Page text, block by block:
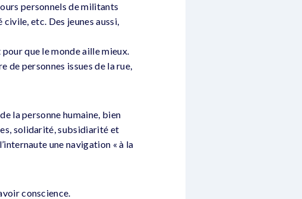
personnels de militants
etc. Des jeunes aussi,
que le monde aille mieux.
personnes issues de la rue,
la personne humaine, bien
solidarité, subsidiarité et
une navigation « à la
conscience.